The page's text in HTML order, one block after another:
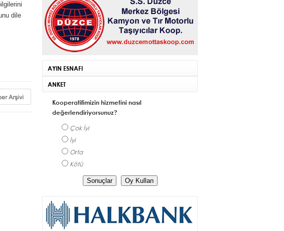
dile
AYIN ESNAFI
ANKET
Kooperatifimizin hizmetini nasıl
değerlendiriyorsunuz?
Çok İyi
İyi
Orta
Kötü